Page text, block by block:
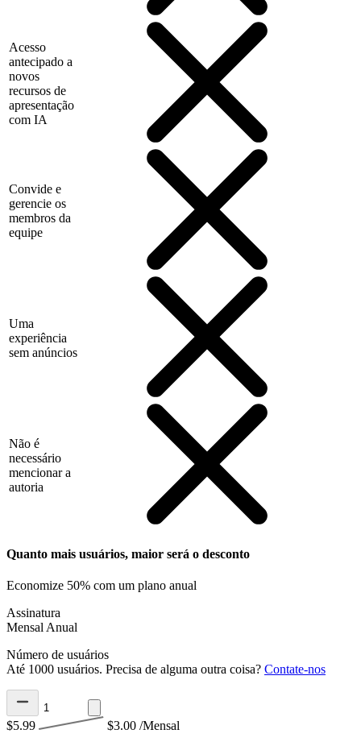
Acesso
antecipado a
novos
recursos de
apresentação
com IA
Convide e
gerencie os
membros da
equipe
Uma
experiência
sem anúncios
Não é
necessário
mencionar a
autoria
Quanto mais usuários, maior será o desconto
Economize 50% com um plano anual
Assinatura
Mensal Anual
Número de usuários
Até 1000 usuários. Precisa de alguma outra coisa? Contate-nos
$5.99 $3.00 /Mensal